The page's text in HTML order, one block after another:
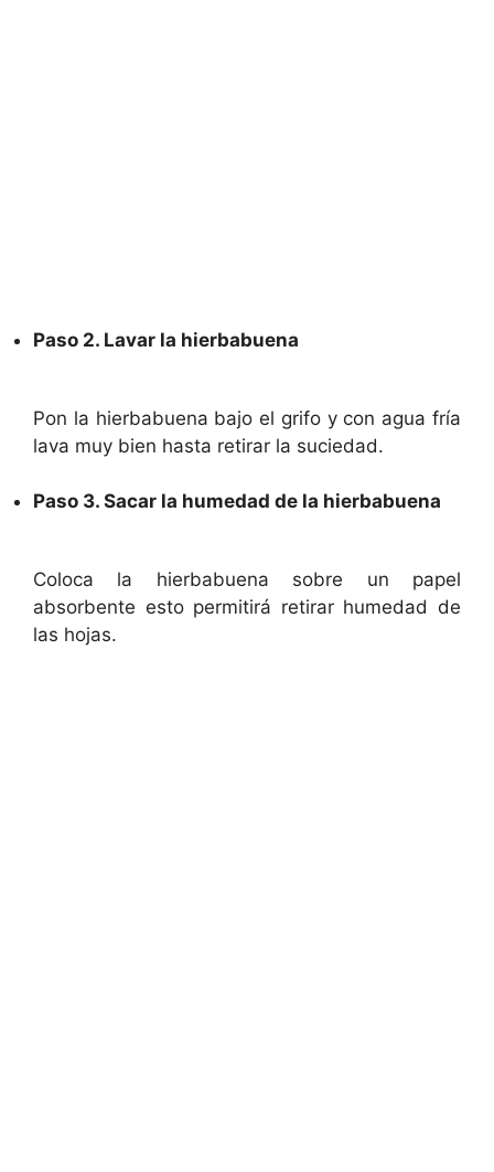
Paso 2. Lavar la hierbabuena
Pon la hierbabuena bajo el grifo y con agua fría
lava muy bien hasta retirar la suciedad.
Paso 3. Sacar la humedad de la hierbabuena
Coloca la hierbabuena sobre un papel
absorbente esto permitirá retirar humedad de
las hojas.